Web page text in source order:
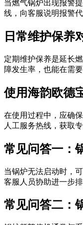
当燃气锅炉出现报警
线，向客服说明报警
日常维护保养
定期维护保养是延长
障发生率，也能在需
使用海韵欧德
在使用过程中，应确
人工服务热线，获取
常见问答一：
当锅炉无法启动时，
客服人员协助进一步排
常见问答二：